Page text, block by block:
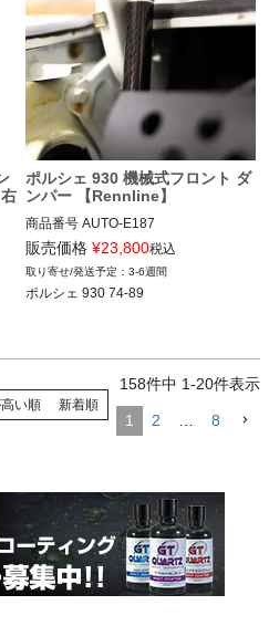
ポルシェ 930 機械式フロント ダ
ンパー 【Rennline】
商品番号 AUTO-E187
E187
販売価格 ¥23,800税込
3-6週間
い順 新着順
158件中 1-20件表示
1 2 8